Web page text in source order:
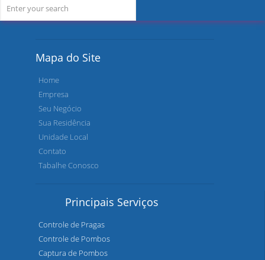
Mapa do Site
Home
Empresa
Seu Negócio
Sua Residência
Unidade Local
Contato
Tabalhe Conosco
Principais Serviços
Controle de Pragas
Controle de Pombos
Captura de Pombos